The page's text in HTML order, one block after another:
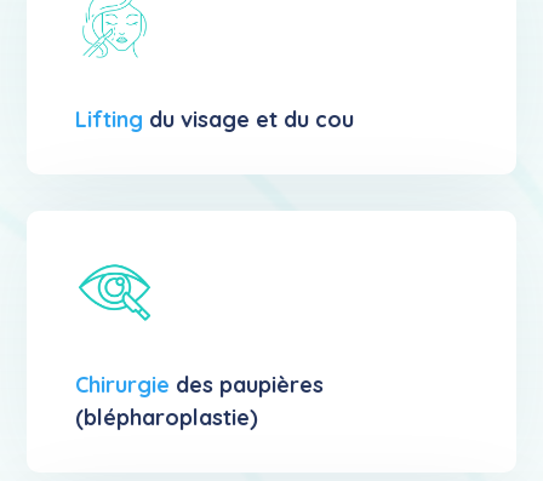
Lifting du visage et du cou
Chirurgie des paupières
(blépharoplastie)